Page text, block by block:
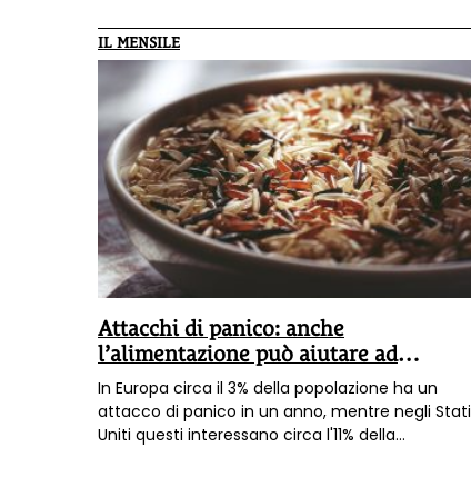
IL MENSILE
Attacchi di panico: anche
l’alimentazione può aiutare ad
affrontarli
In Europa circa il 3% della popolazione ha un
attacco di panico in un anno, mentre negli Stati
Uniti questi interessano circa l'11% della